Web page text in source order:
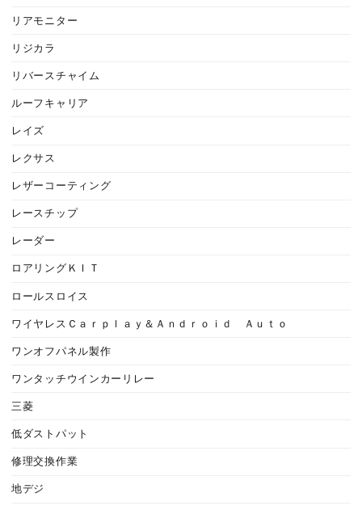
リアモニター
リジカラ
リバースチャイム
ルーフキャリア
レイズ
レクサス
レザーコーティング
レースチップ
レーダー
ロアリングＫＩＴ
ロールスロイス
ワイヤレスＣａｒｐｌａｙ＆Ａｎｄｒｏｉｄ Ａｕｔｏ
ワンオフパネル製作
ワンタッチウインカーリレー
三菱
低ダストパット
修理交換作業
地デジ